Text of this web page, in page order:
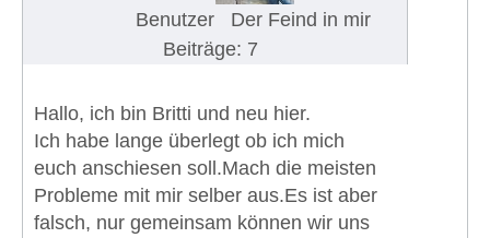
Benutzer
Der Feind in mir
Beiträge: 7
Hallo, ich bin Britti und neu hier.
Ich habe lange überlegt ob ich mich
euch anschiesen soll.Mach die meisten
Probleme mit mir selber aus.Es ist aber
falsch, nur gemeinsam können wir uns